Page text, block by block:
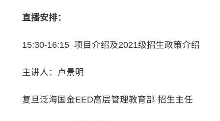
直播安排：
15:30-16:15 项目介绍及2021级招生政策介绍
主讲人：卢景明
复旦泛海国金EED高层管理教育部 招生主任